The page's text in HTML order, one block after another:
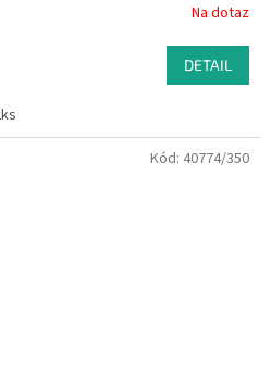
Na dotaz
DETAIL
Kód: 40774/350